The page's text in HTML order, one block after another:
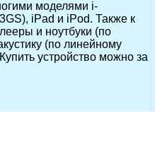
моделями i-
iPad и iPod. Также к
и ноутбуки (по
(по линейному
устройство можно за